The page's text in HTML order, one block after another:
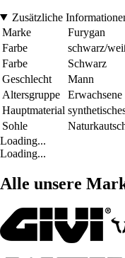
Zusätzliche
Marke
Furygan
Farbe
schwarz/
Farbe
Schwarz
Geschlecht
Mann
Altersgruppe
Erwachsene
Hauptmaterial
Sohle
Loading...
Loading...
Alle unsere